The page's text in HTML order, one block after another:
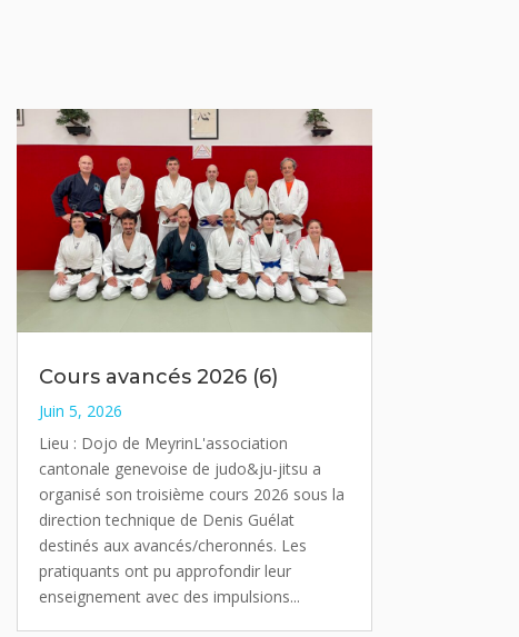
Cours avancés 2026 (6)
Juin 5, 2026
Lieu : Dojo de MeyrinL'association
cantonale genevoise de judo&ju-jitsu a
organisé son troisième cours 2026 sous la
direction technique de Denis Guélat
destinés aux avancés/cheronnés. Les
pratiquants ont pu approfondir leur
enseignement avec des impulsions...